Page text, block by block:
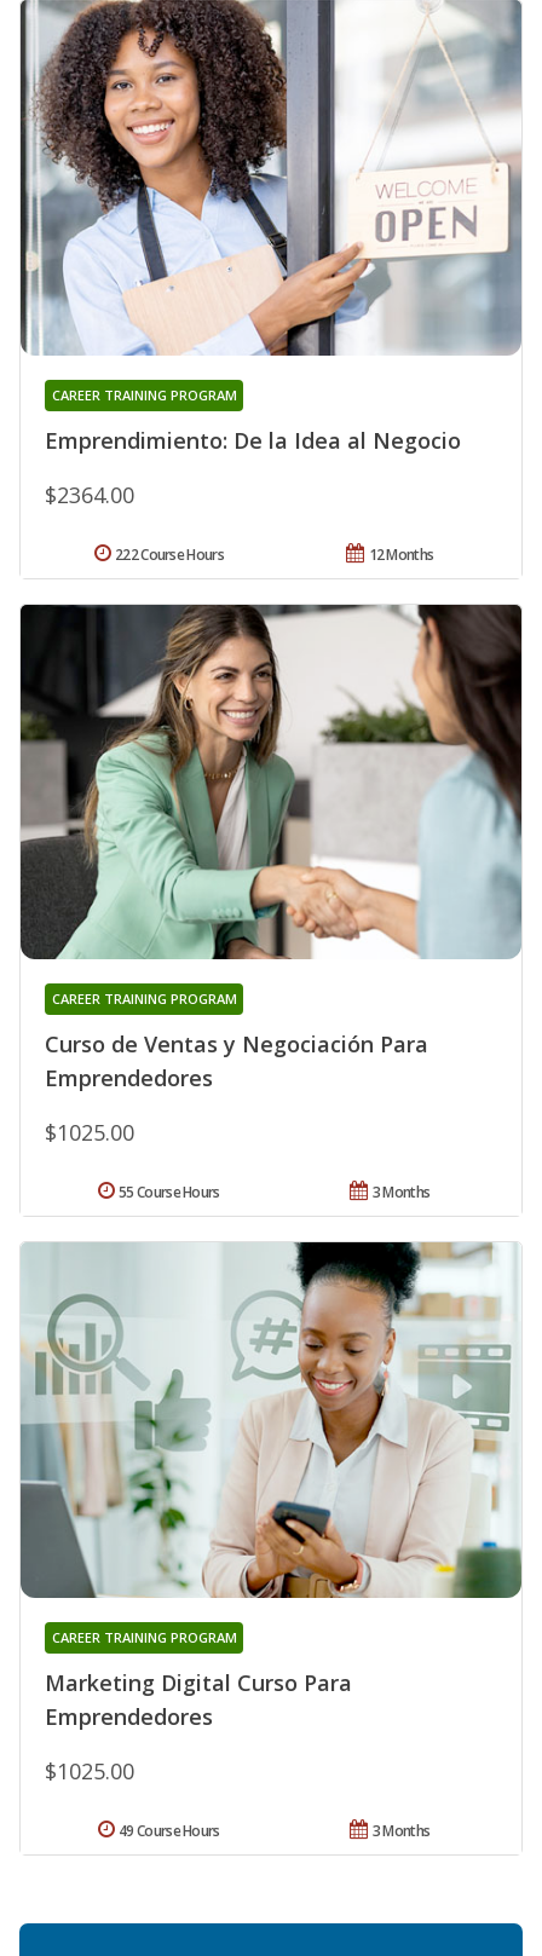
Emprendimiento: De la Idea al Negocio
CAREER TRAINING PROGRAM
$2364.00
12 Months
222 Course Hours
Curso de Ventas y Negociación Para
Emprendedores
CAREER TRAINING PROGRAM
$1025.00
3 Months
55 Course Hours
Marketing Digital Curso Para
Emprendedores
CAREER TRAINING PROGRAM
$1025.00
3 Months
49 Course Hours